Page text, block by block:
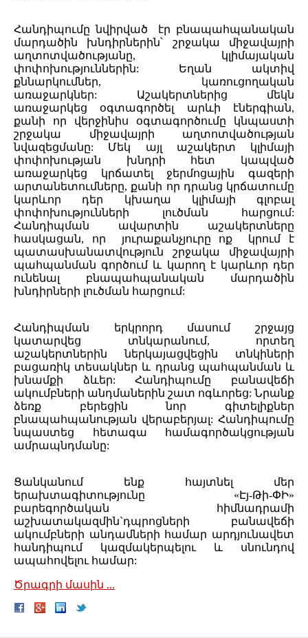
Հանդիպումը նվիրված էր բնապահպանական
մարդածին խնդիրներին՝ շրջակա միջավայրի
աղտոտվածությանը, կլիմայական
փոփոխություններին: Եղան ակտիվ
քննարկումներ, կառուցողական
առաջարկներ: Աշակերտներից մեկն
առաջարկեց օգտագործել արևի էներգիան,
քանի որ վերջինիս օգտագործումը կնպաստի
շրջակա միջավայրի աղտոտվածության
նվազեցմանը: Մեկ այլ աշակերտ կլիմայի
փոփոխության խնդրի հետ կապված
առաջարկեց կրճատել ջերմոցային գազերի
արտանետումները, քանի որ դրանց կրճատումը
կարևոր դեր կխաղա կլիմայի գլոբալ
փոփոխությունների լուծման հարցում:
Հանդիպման ավարտին աշակերտները
հասկացան, որ յուրաքանչյուրը ոք կրում է
պատասխանատվություն շրջակա միջավայրի
պահպանման գործում և կարող է կարևոր դեր
ունենալ բնապահպանական մարդածին
խնդիրների լուծման հարցում:
Հանդիպման երկրորդ մասում շրջայց
կատարվեց տնկարանում, որտեղ
աշակերտներին ներկայացվեցին տնկիների
բացառիկ տեսակներ և դրանց պահպանման և
խնամքի ձևեր: Հանդիպումը բանավեճի
ակումբների անդմաներին շատ ոգևորեց: Նրանք
ձեռք բերեցին նոր գիտելիքներ
բնապահպանության վերաբերյալ: Հանդիպումը
նպաստեց հետագա համագործակցության
ամրապնդմանը:
Ցանկանում ենք հայտնել մեր
երախտագիտությունը «Էյ-Թի-ՓԻ»
բարեգործական հիմնադրամի
աշխատակազմին`դպրոցների բանավեճի
ակումբների անդամների համար արդյունավետ
հանդիպում կազմակերպելու և սնունդով
ապահովելու համար:
Ծրագրի մասին ...